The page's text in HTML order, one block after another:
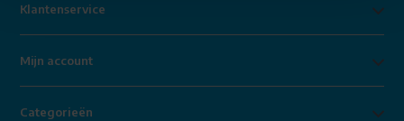
Klantenservice
Mijn account
Categorieën